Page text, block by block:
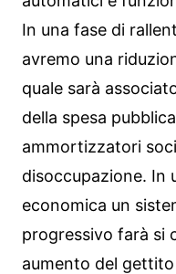
In una fase di
avremo una
quale sarà
della spesa
ammortizzatori
disoccupazione. In
economica un
progressivo farà si
aumento del